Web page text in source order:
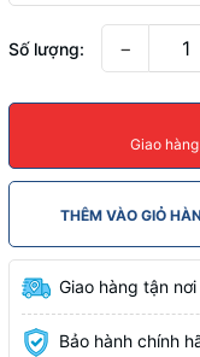
Số lượng: −
Giao
THÊM VÀO GIỎ
Giao hàng tận nơi
Bảo hành chính